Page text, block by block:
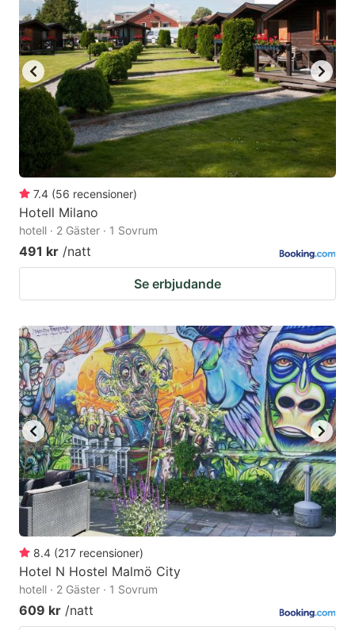
7.4 (56 recensioner)
Hotell Milano
hotell · 2 Gäster · 1 Sovrum
491 kr /natt
Se erbjudande
8.4 (217 recensioner)
Hotel N Hostel Malmö City
hotell · 2 Gäster · 1 Sovrum
609 kr /natt